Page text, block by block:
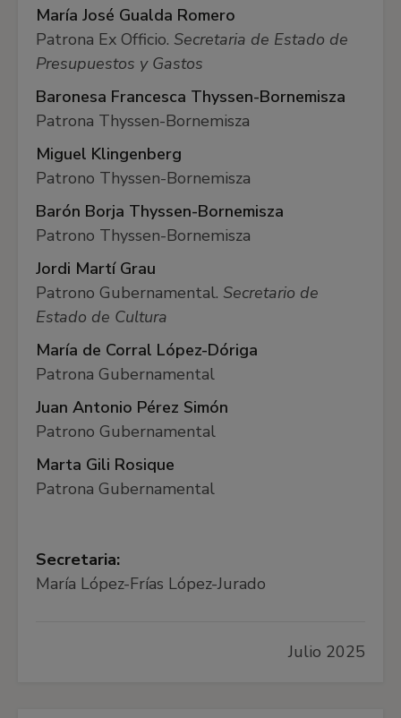
María José Gualda Romero
Patrona Ex Officio. Secretaria de Estado de
Presupuestos y Gastos
Baronesa Francesca Thyssen-Bornemisza
Patrona Thyssen-Bornemisza
Miguel Klingenberg
Patrono Thyssen-Bornemisza
Barón Borja Thyssen-Bornemisza
Patrono Thyssen-Bornemisza
Jordi Martí Grau
Patrono Gubernamental. Secretario de
Estado de Cultura
María de Corral López-Dóriga
Patrona Gubernamental
Juan Antonio Pérez Simón
Patrono Gubernamental
Marta Gili Rosique
Patrona Gubernamental
Secretaria:
María López-Frías López-Jurado
Julio 2025